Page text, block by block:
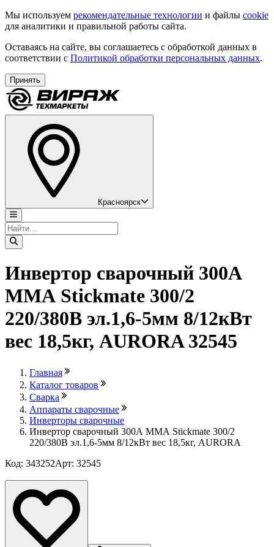
Мы используем рекомендательные технологии и файлы cookie
для аналитики и правильной работы сайта.
Оставаясь на сайте, вы соглашаетесь с обработкой данных в
соответствии с Политикой обработки персональных данных.
Принять
Красноярск
Инвертор сварочный 300А
ММА Stickmate 300/2
220/380В эл.1,6-5мм 8/12кВт
вес 18,5кг, AURORA 32545
Главная
Каталог товаров
Сварка
Аппараты сварочные
Инверторы сварочные
Инвертор сварочный 300А ММА Stickmate 300/2
220/380В эл.1,6-5мм 8/12кВт вес 18,5кг, AURORA
Код: 343252Арт: 32545